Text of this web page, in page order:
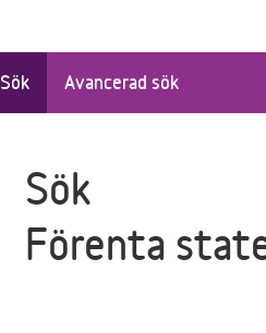
Sök Avancerad sök
Sök
Förenta